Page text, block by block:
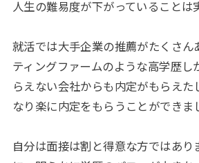
人生の難易度が下がっていることは
就活では大手企業の推薦がたくさん
ティングファームのような高学歴し
らえない会社からも内定がもらえた
なり楽に内定をもらうことができま
自分は面接は割と得意な方ではあり